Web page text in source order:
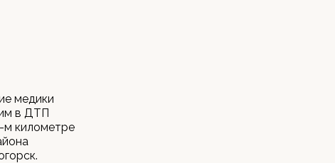
медики
в ДТП
м километре